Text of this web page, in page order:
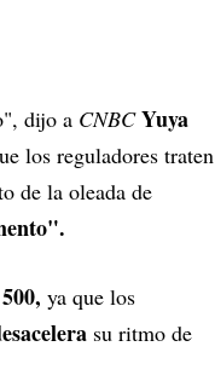
dijo a CNBCYuya
los reguladores traten
de la oleada de
ya que los
su ritmo de